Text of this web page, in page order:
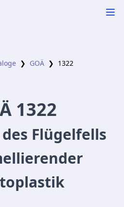
❯ GOÄ ❯ 1322
1322
Flügelfells